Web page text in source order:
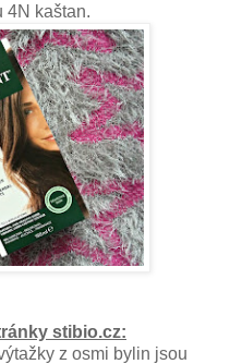
4N kaštan.
stibio.cz:
z osmi bylin jsou